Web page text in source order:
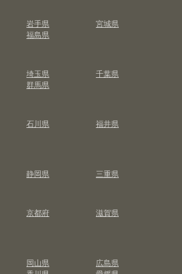
岩手県
宮城県
福島県
埼玉県
千葉県
群馬県
石川県
福井県
静岡県
三重県
京都府
滋賀県
岡山県
広島県